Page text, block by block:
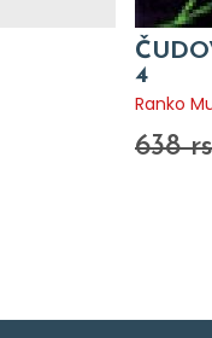
4
Ranko
638